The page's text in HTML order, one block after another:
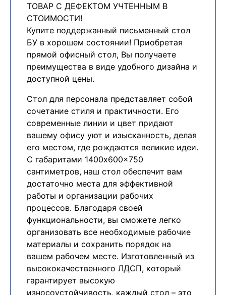
ТОВАР С ДЕФЕКТОМ УЧТЕННЫМ В
СТОИМОСТИ!
Купите поддержанный письменный стол
БУ в хорошем состоянии! Приобретая
прямой офисный стол, Вы получаете
преимущества в виде удобного дизайна и
доступной цены.
Cтол для персонала представляет собой
сочетание стиля и практичности. Его
современные линии и цвет придают
вашему офису уют и изысканность, делая
его местом, где рождаются великие идеи.
С габаритами 1400x600x750
сантиметров, наш стол обеспечит вам
достаточно места для эффективной
работы и организации рабочих
процессов. Благодаря своей
функциональности, вы сможете легко
организовать все необходимые рабочие
материалы и сохранить порядок на
вашем рабочем месте. Изготовленный из
высококачественного ЛДСП, который
гарантирует высокую
износоустойчивость, каждый стол – это